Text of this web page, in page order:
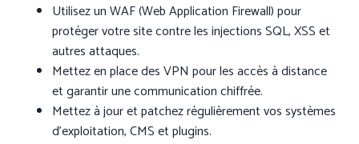
Utilisez un WAF (Web Application Firewall) pour
protéger votre site contre les injections SQL, XSS et
autres attaques.
Mettez en place des VPN pour les accès à distance
et garantir une communication chiffrée.
Mettez à jour et patchez régulièrement vos systèmes
d’exploitation, CMS et plugins.